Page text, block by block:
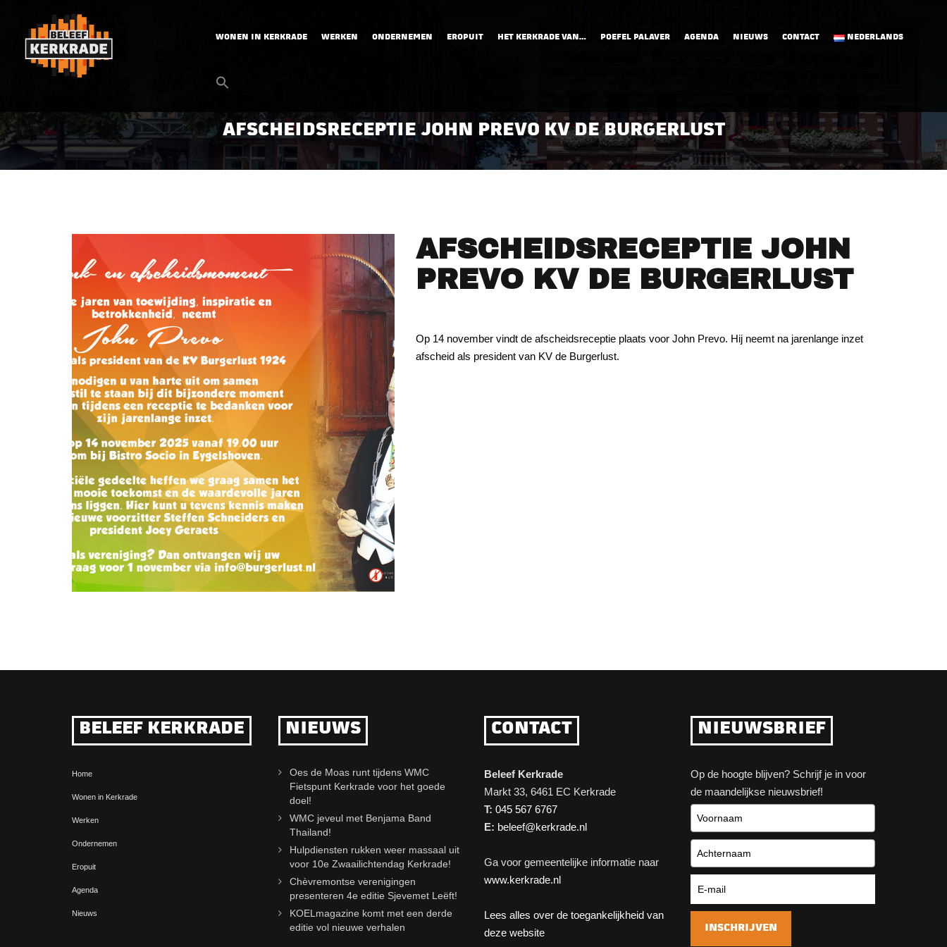
WONEN IN KERKRADE WERKEN ONDERNEMEN EROPUIT HET KERKRADE VAN… POEFEL PALAVER AGENDA NIEUWS CONTACT NEDERLANDS
AFSCHEIDSRECEPTIE JOHN PREVO KV DE BURGERLUST
AFSCHEIDSRECEPTIE JOHN
PREVO KV DE BURGERLUST
Op 14 november vindt de afscheidsreceptie plaats voor John Prevo. Hij neemt na jarenlange inzet
afscheid als president van KV de Burgerlust.
BELEEF KERKRADE
Home
Wonen in Kerkrade
Werken
Ondernemen
Eropuit
Agenda
Nieuws
NIEUWS
Oes de Moas runt tijdens WMC
Fietspunt Kerkrade voor het goede
doel!
WMC jeveul met Benjama Band
Thailand!
Hulpdiensten rukken weer massaal uit
voor 10e Zwaailichtendag Kerkrade!
Chèvremontse verenigingen
presenteren 4e editie Sjevemet Leëft!
KOELmagazine komt met een derde
editie vol nieuwe verhalen
CONTACT
Beleef Kerkrade
Markt 33, 6461 EC Kerkrade
T: 045 567 6767
E: beleef@kerkrade.nl
Ga voor gemeentelijke informatie naar
www.kerkrade.nl
Lees alles over de toegankelijkheid van
deze website
NIEUWSBRIEF
Op de hoogte blijven? Schrijf je in voor
de maandelijkse nieuwsbrief!
INSCHRIJVEN